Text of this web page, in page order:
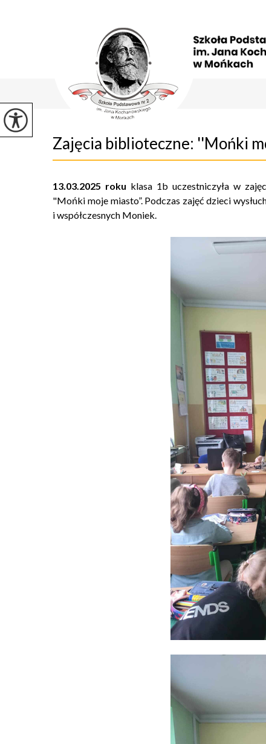
Zajęcia biblioteczne: ''Mońki
13.03.2025 roku klasa 1b uczestniczyła w
"Mońki moje miasto”. Podczas zajęć dzieci
i współczesnych Moniek.